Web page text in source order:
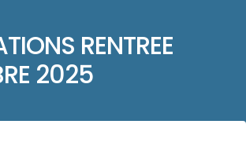
RENTREE
2025